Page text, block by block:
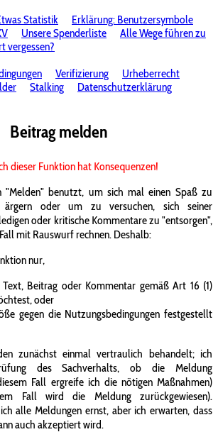
Statistik
Erklärung: Benutzersymbole
Unsere Spenderliste
Alle Wege führen zu
vergessen?
Verifizierung
Urheberrecht
Stalking
Datenschutzerklärung
Beitrag melden
dieser Funktion hat Konsequenzen!
"Melden" benutzt, um sich mal einen Spaß zu
ärgern oder um zu versuchen, sich seiner
oder kritische Kommentare zu "entsorgen",
mit Rauswurf rechnen. Deshalb:
nur,
Beitrag oder Kommentar gemäß Art 16 (1)
oder
gegen die Nutzungsbedingungen festgestellt
zunächst einmal vertraulich behandelt; ich
des Sachverhalts, ob die Meldung
Fall ergreife ich die nötigen Maßnahmen)
Fall wird die Meldung zurückgewiesen).
alle Meldungen ernst, aber ich erwarten, dass
auch akzeptiert wird.